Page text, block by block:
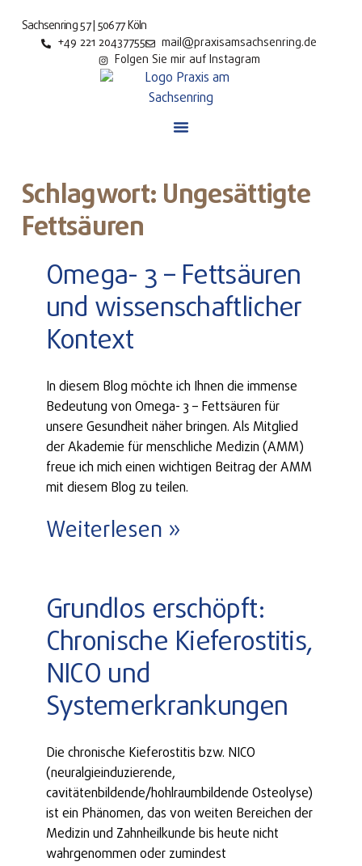
Sachsenring 57 | 50677 Köln
+49 221 20437755
mail@praxisamsachsenring.de
Folgen Sie mir auf Instagram
Schlagwort: Ungesättigte
Fettsäuren
Omega- 3 – Fettsäuren
und wissenschaftlicher
Kontext
In diesem Blog möchte ich Ihnen die immense
Bedeutung von Omega- 3 – Fettsäuren für
unsere Gesundheit näher bringen. Als Mitglied
der Akademie für menschliche Medizin (AMM)
freue ich mich einen wichtigen Beitrag der AMM
mit diesem Blog zu teilen.
Weiterlesen »
Grundlos erschöpft:
Chronische Kieferostitis,
NICO und
Systemerkrankungen
Die chronische Kieferostitis bzw. NICO
(neuralgieinduzierende,
cavitätenbildende/hohlraumbildende Osteolyse)
ist ein Phänomen, das von weiten Bereichen der
Medizin und Zahnheilkunde bis heute nicht
wahrgenommen oder zumindest